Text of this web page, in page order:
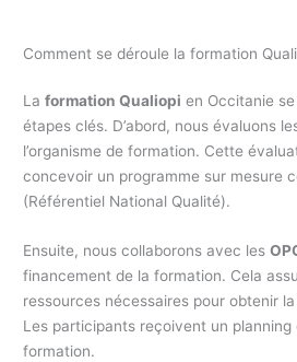
Comment se déroule la formation
Laformation Qualiopi en Occitanie
étapes clés. D’abord, nous évaluons
l’organisme de formation. Cette
concevoir un programme sur mesure
(Référentiel National Qualité).
Ensuite, nous collaborons avec les
financement de la formation. Cela
ressources nécessaires pour obtenir
Les participants reçoivent un planning
formation.